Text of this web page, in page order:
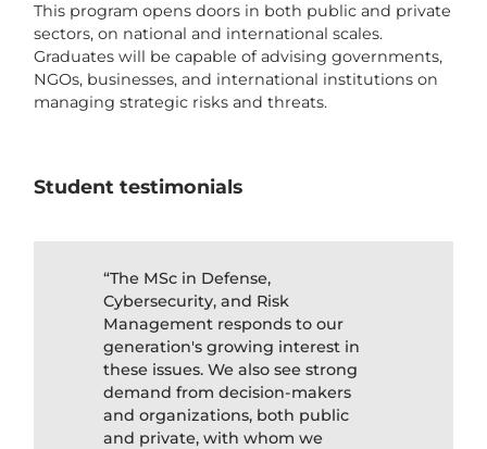
This program opens doors in both public and private
sectors, on national and international scales.
Graduates will be capable of advising governments,
NGOs, businesses, and international institutions on
managing strategic risks and threats.
Student testimonials
“The MSc in Defense,
Cybersecurity, and Risk
Management responds to our
generation's growing interest in
these issues. We also see strong
demand from decision-makers
and organizations, both public
and private, with whom we